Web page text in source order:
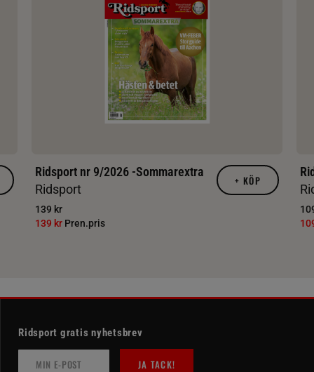
Ridsport nr 9/2026 -Sommarextra
Ridsport
139 kr
139 kr Pren.pris
+ KÖP
Ridsport gratis nyhetsbrev
JA TACK!